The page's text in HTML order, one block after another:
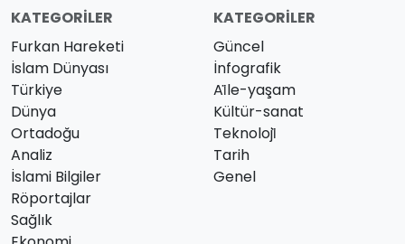
KATEGORILER
Furkan Hareketi
İslam Dünyası
Türkiye
Dünya
Ortadoğu
Analiz
İslami Bilgiler
Röportajlar
Sağlık
KATEGORILER
Güncel
İnfografik
Ai̇le-yaşam
Kültür-sanat
Teknoloji̇
Tarih
Genel